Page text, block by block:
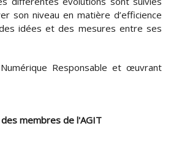
son niveau en matière d’efficience
idées et des mesures entre ses
Responsable et œuvrant
membres de l'AGIT